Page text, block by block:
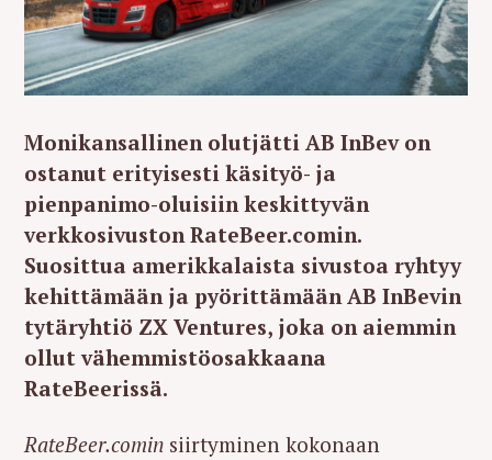
Monikansallinen olutjätti AB InBev on
ostanut erityisesti käsityö- ja
pienpanimo-oluisiin keskittyvän
verkkosivustonRateBeer.comin.
Suosittua amerikkalaista sivustoa ryhtyy
kehittämään ja pyörittämään AB InBevin
tytäryhtiö ZX Ventures, joka on aiemmin
ollut vähemmistöosakkaana
RateBeerissä.
RateBeer.comin siirtyminen kokonaan